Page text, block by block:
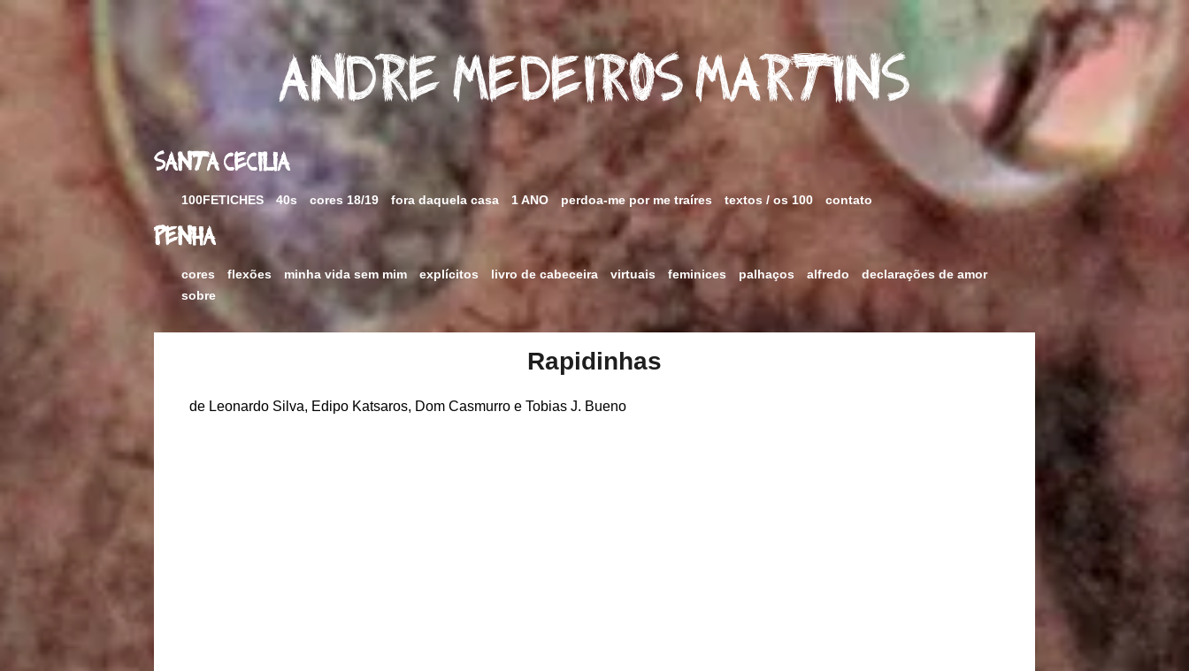
Andre Medeiros Martins
Santa Cecilia
100FETICHES 40s cores 18/19 fora daquela casa 1 ANO perdoa-me por me traíres textos / os 100 contato
Penha
cores flexões minha vida sem mim explícitos livro de cabeceira virtuais feminices palhaços alfredo
declarações de amor
sobre
Rapidinhas
de Leonardo Silva, Edipo Katsaros, Dom Casmurro e Tobias J. Bueno